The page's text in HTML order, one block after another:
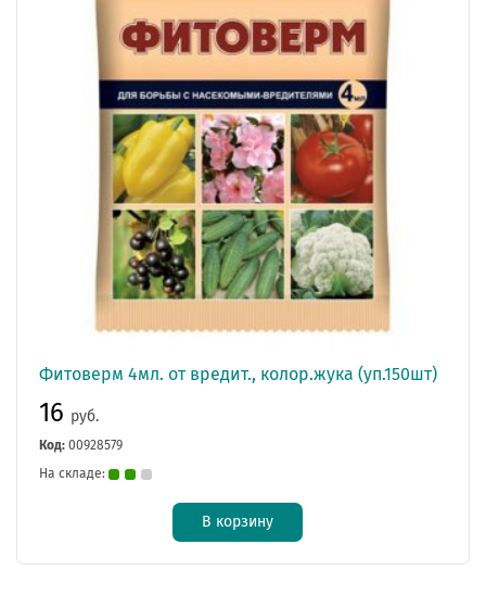
Фитоверм 4мл. от вредит., колор.жука (уп.150шт)
16 руб.
Код: 00928579
На складе:
В корзину